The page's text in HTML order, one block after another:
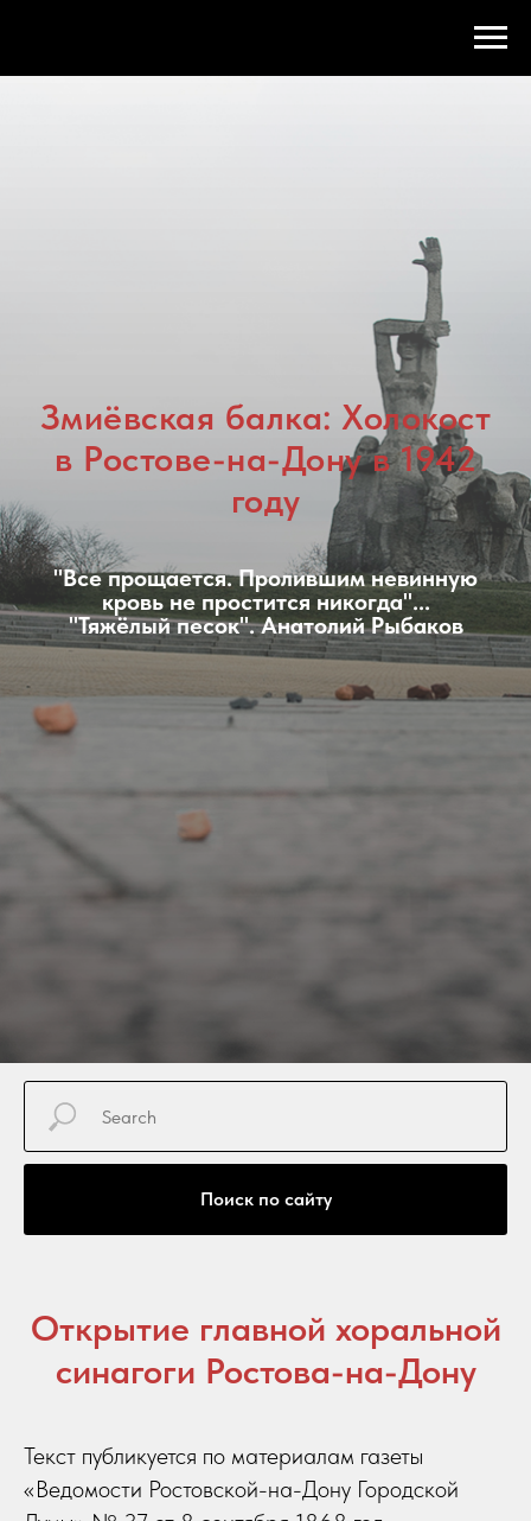
Змиёвская балка: Холокост
в Ростове-на-Дону в 1942
году
"Все прощается. Пролившим невинную
кровь не простится никогда"...
"Тяжёлый песок". Анатолий Рыбаков
Поиск по сайту
Открытие главной хоральной
синагоги Ростова-на-Дону
Текст публикуется по материалам газеты
«Ведомости Ростовской-на-Дону Городской